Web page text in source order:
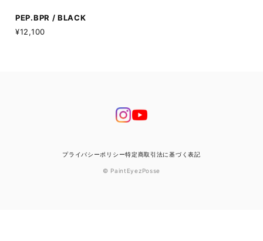
PEP.BPR / BLACK
¥12,100
プライバシーポリシー特定商取引法に基づく表記
© PaintEyezPosse